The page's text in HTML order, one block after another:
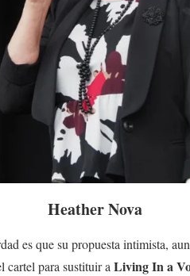
Heather Nova
es que su propuesta intimista,
cartel para sustituir aLiving In a